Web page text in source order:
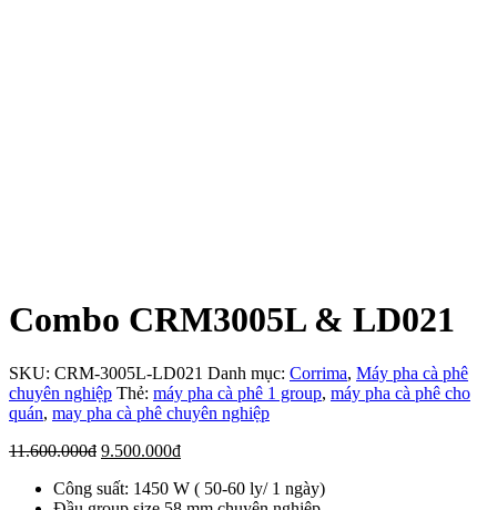
Combo CRM3005L & LD021
SKU: CRM-3005L-LD021 Danh mục: Corrima, Máy pha cà phê
chuyên nghiệp Thẻ: máy pha cà phê 1 group, máy pha cà phê cho
quán, may pha cà phê chuyên nghiệp
11.600.000đ Giá
là:
9.500.000đGiá
tại
Công suất: 1450 W ( 50-60 ly/ 1 ngày)